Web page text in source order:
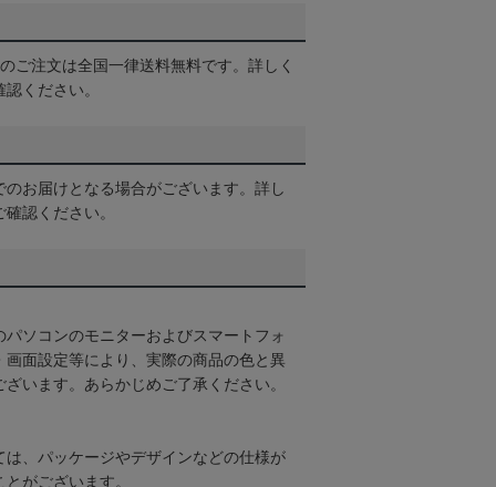
ご注文は全国一律送料無料です。詳しく
認ください。
お届けとなる場合がございます。詳し
確認ください。
ソコンのモニターおよびスマートフォ
画面設定等により、実際の商品の色と異
います。あらかじめご了承ください。
は、パッケージやデザインなどの仕様が
がございます。